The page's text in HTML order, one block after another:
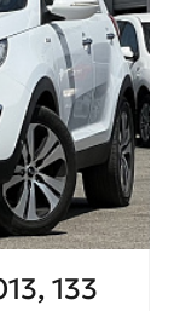
133